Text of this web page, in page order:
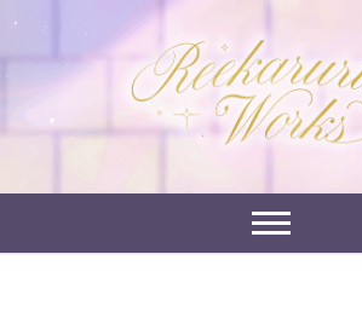
れーかる
works
れーかるるの運営するイラストポート
トです。